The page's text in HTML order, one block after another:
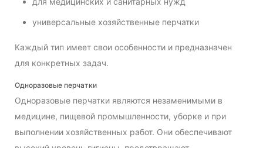
универсальные хозяйственные перчатки
Каждый тип имеет свои особенности и предназначен
для конкретных задач.
Одноразовые перчатки
Одноразовые перчатки являются незаменимыми в
медицине, пищевой промышленности, уборке и при
выполнении хозяйственных работ. Они обеспечивают